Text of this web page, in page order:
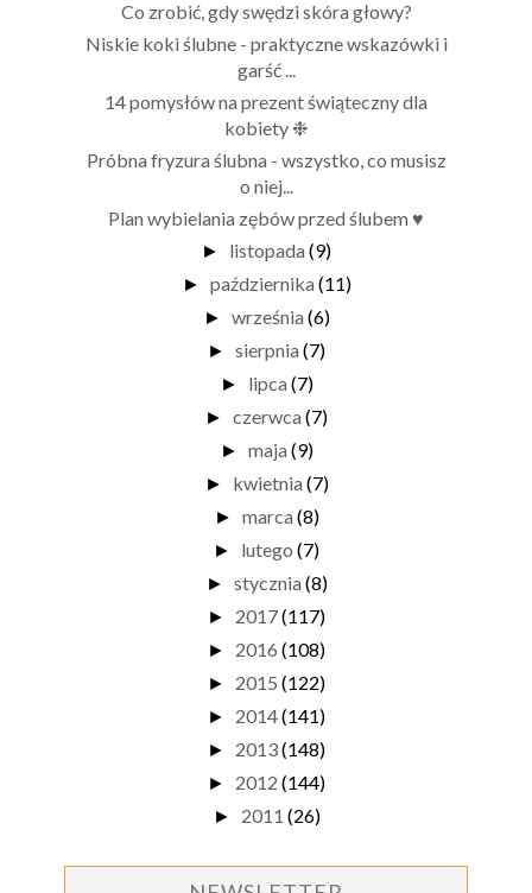
Co zrobić, gdy swędzi skóra głowy?
Niskie koki ślubne - praktyczne wskazówki i
garść ...
14 pomysłów na prezent świąteczny dla
kobiety ❉
Próbna fryzura ślubna - wszystko, co musisz
o niej...
Plan wybielania zębów przed ślubem ♥
► listopada (9)
► października (11)
► września (6)
► sierpnia (7)
► lipca (7)
► czerwca (7)
► maja (9)
► kwietnia (7)
► marca (8)
► lutego (7)
► stycznia (8)
► 2017(117)
► 2016 (108)
► 2015 (122)
► 2014(141)
► 2013(148)
► 2012 (144)
► 2011 (26)